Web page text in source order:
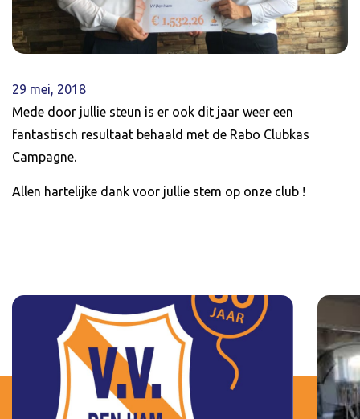
29 mei, 2018
Mede door jullie steun is er ook dit jaar weer een
fantastisch resultaat behaald met de Rabo Clubkas
Campagne.
Allen hartelijke dank voor jullie stem op onze club !